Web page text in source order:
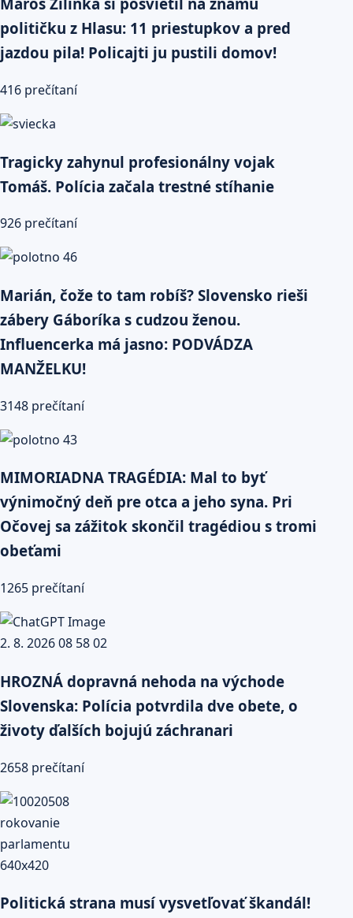
političku z Hlasu: 11 priestupkov a pred
jazdou pila! Policajti ju pustili domov!
416 prečítaní
Tragicky zahynul profesionálny vojak
Tomáš. Polícia začala trestné stíhanie
926 prečítaní
Marián, čože to tam robíš? Slovensko rieši
zábery Gáboríka s cudzou ženou.
Influencerka má jasno: PODVÁDZA
MANŽELKU!
3148 prečítaní
MIMORIADNA TRAGÉDIA: Mal to byť
výnimočný deň pre otca a jeho syna. Pri
Očovej sa zážitok skončil tragédiou s tromi
obeťami
1265 prečítaní
HROZNÁ dopravná nehoda na východe
Slovenska: Polícia potvrdila dve obete, o
životy ďalších bojujú záchranari
2658 prečítaní
Politická strana musí vysvetľovať škandál!